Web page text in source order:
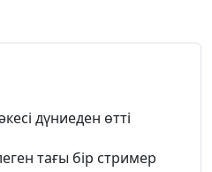
дүниеден өтті
тағы бір стример